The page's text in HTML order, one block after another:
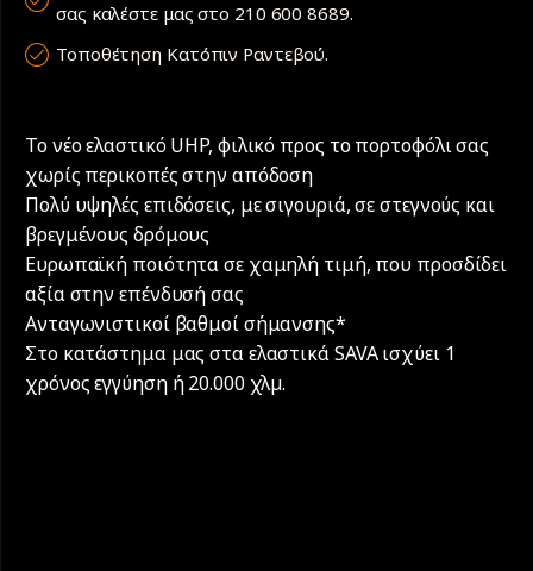
σας καλέστε μας στο 210 600 8689.
Τοποθέτηση Κατόπιν Ραντεβού.
Το νέο ελαστικό UHP, φιλικό προς το πορτοφόλι σας
χωρίς περικοπές στην απόδοση
Πολύ υψηλές επιδόσεις, με σιγουριά, σε στεγνούς και
βρεγμένους δρόμους
Ευρωπαϊκή ποιότητα σε χαμηλή τιμή, που προσδίδει
αξία στην επένδυσή σας
Ανταγωνιστικοί βαθμοί σήμανσης*
Στο κατάστημα μας στα ελαστικά SAVA ισχύει 1
χρόνος εγγύηση ή 20.000 χλµ.